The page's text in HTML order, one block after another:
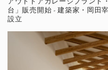
台」販売開始 - 建築家・岡田
設立